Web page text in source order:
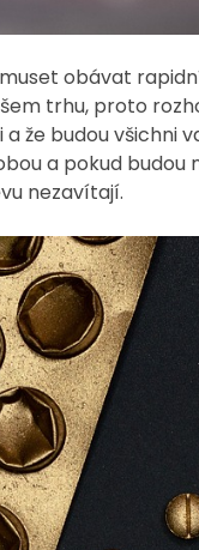
obávat
trhu, proto
že budou všichni
a pokud
nezavítají.